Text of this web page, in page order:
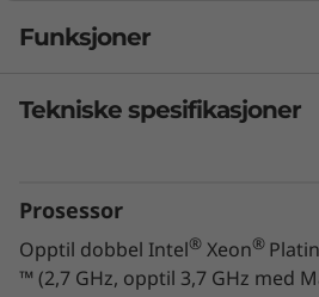
Funksjoner
Utformet for brukere, bygd
effektiviteten til Intel
NVIDIA®Quadro®-
for VR. Den er også ISV-
Tekniske spesifikasjoner
Prosessor
Opptil dobbel Intel® Xeon®
™ (2,7 GHz, opptil 3,7 GHz med